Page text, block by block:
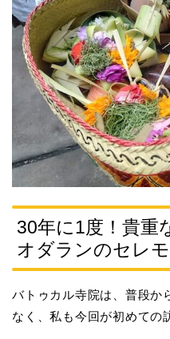
30年に1度！貴重
オダランのセレ
バトゥカル寺院は、普段か
なく、私も今回が初めての